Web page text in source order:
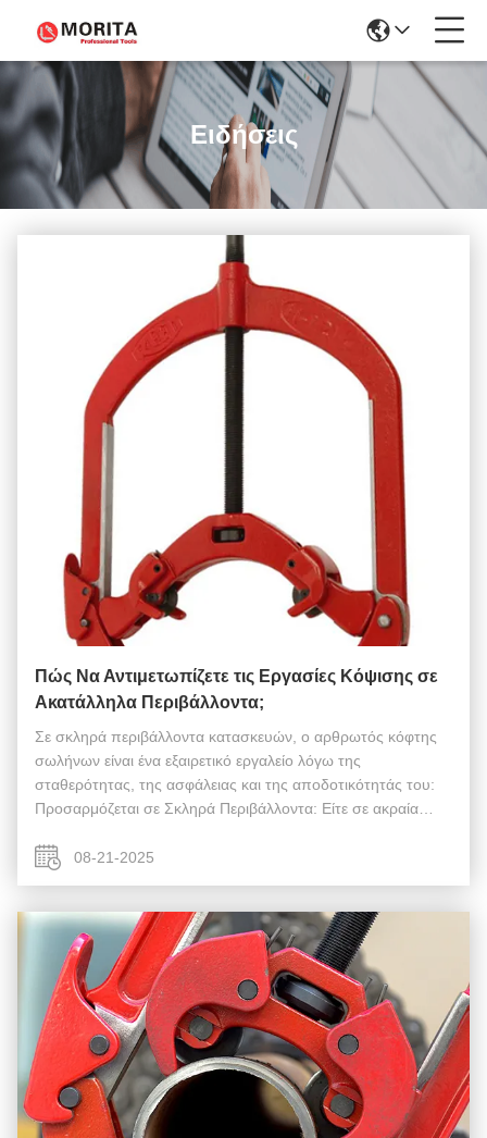
Ειδήσεις
Πώς Να Αντιμετωπίζετε τις Εργασίες Κόψισης σε
Ακατάλληλα Περιβάλλοντα;
Σε σκληρά περιβάλλοντα κατασκευών, ο αρθρωτός κόφτης
σωλήνων είναι ένα εξαιρετικό εργαλείο λόγω της
σταθερότητας, της ασφάλειας και της αποδοτικότητάς του:
Προσαρμόζεται σε Σκληρά Περιβάλλοντα: Είτε σε ακραία
αρθρωτός κόφτης σωλήνων διαπρέπει, εξα...
08-21-2025